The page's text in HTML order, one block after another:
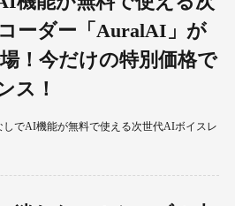
ーダー「AuralAI」が
！今だけの特別価格で
ス！
しでAI機能が無料で使える次世代AIボイスレ